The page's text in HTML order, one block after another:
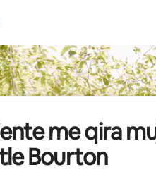
me qira
Bourton